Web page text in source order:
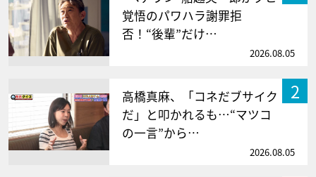
覚悟のパワハラ謝罪拒
否！“後輩”だけ…
2026.08.05
2
高橋真麻、「コネだブサイク
だ」と叩かれるも…“マツコ
の一言”から…
2026.08.05